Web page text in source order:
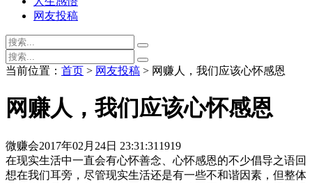
网友投稿
当前位置： 首页 > 网友投稿 > 网赚人，我们应该心怀感恩
网赚人，我们应该心怀感恩
微赚会2017年02月24日 23:31:31 1919
在现实生活中一直会有心怀善念、心怀感恩的不少倡导之语回
想在我们耳旁，尽管现实生活还是有一些不和谐因素，但整体